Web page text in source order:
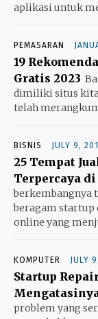
aplikasi untuk
PEMASARAN
19
Gratis 2023
dimiliki situs
telah
BISNIS JULY 9,
25 Tempat
Terpercaya
berkembangnya
beragam startup
online yang
KOMPUTER JULY
Startup
problem yang